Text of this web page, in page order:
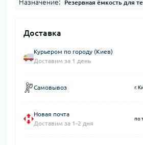
Назначение: Резервная ёмкость для
Доставка
Курьером по городу (Киев)
Доставим за 1 день
Самовывоз г.
Новая почта
Доставим за 1-2 дня
по